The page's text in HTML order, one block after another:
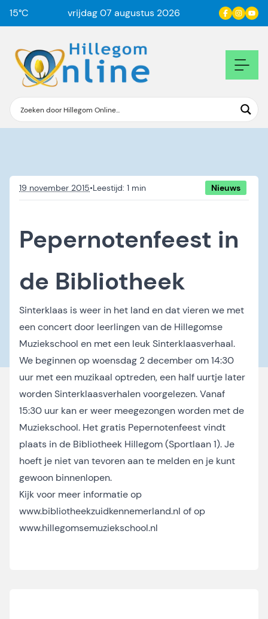
15°C vrijdag 07 augustus 2026
19 november 2015• Nieuws
Pepernotenfeest in
de Bibliotheek
Sinterklaas is weer in het land en dat vieren we met
een concert door leerlingen van de Hillegomse
Muziekschool en met een leuk Sinterklaasverhaal.
We beginnen op woensdag 2 december om 14:30
uur met een muzikaal optreden, een half uurtje later
worden Sinterklaasverhalen voorgelezen. Vanaf
15:30 uur kan er weer meegezongen worden met de
Muziekschool. Het gratis Pepernotenfeest vindt
plaats in de Bibliotheek Hillegom (Sportlaan 1). Je
hoeft je niet van tevoren aan te melden en je kunt
gewoon binnenlopen.
Kijk voor meer informatie op
www.bibliotheekzuidkennemerland.nl of op
www.hillegomsemuziekschool.nl